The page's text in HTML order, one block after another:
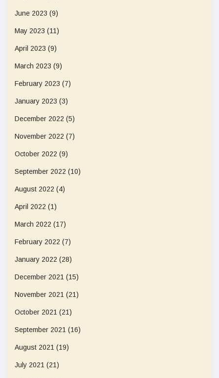
June 2023 (9)
May 2023 (11)
April 2023 (9)
March 2023 (9)
February 2023 (7)
January 2023 (3)
December 2022 (5)
November 2022 (7)
October 2022 (9)
September 2022 (10)
August 2022 (4)
April 2022 (1)
March 2022 (17)
February 2022 (7)
January 2022 (28)
December 2021 (15)
November 2021 (21)
October 2021 (21)
September 2021 (16)
August 2021 (19)
July 2021 (21)